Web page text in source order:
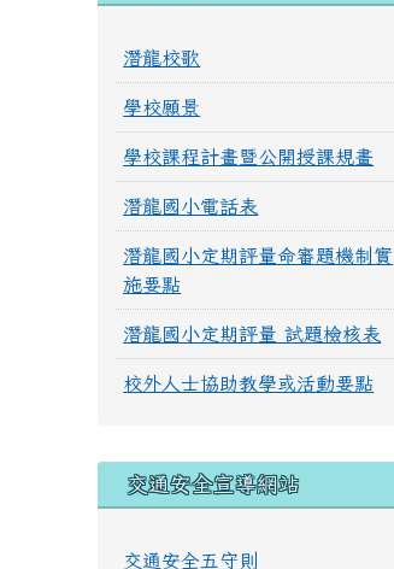
潛龍校歌
學校願景
學校課程計畫暨公開授課規畫
潛龍國小電話表
潛龍國小定期評量命審題機制實
施要點
潛龍國小定期評量 試題檢核表
校外人士協助教學或活動要點
交通安全宣導網站
交通安全五守則